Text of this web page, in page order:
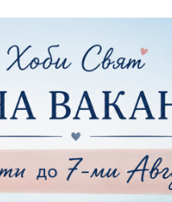
Огради, Фенери
моменти